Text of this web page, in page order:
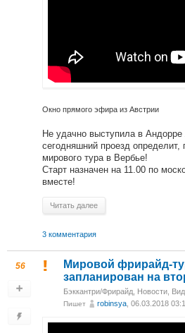
Окно прямого эфира из Австрии
Не удачно выступила в
сегодняшний проезд
мирового тура в Вербье!
Старт назначен на 11.00 по
вместе!
Читать далее
3 комментария
56
Мировой фрирайд-
запланирован на
Бэккантри/Фрирайд Новости
Пишет robinsya , 06.03.2018